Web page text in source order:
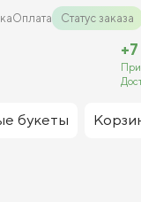
Оплата Статус заказа
букеты